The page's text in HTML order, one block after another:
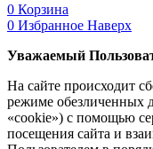
0 Корзина
0 Избранное Наверх
Уважаемый
На сайте происходит
режиме обезличенных
«cookie») с помощью
посещения сайта и